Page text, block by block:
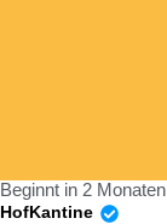
Beginnt in 2 Monaten
HofKantine